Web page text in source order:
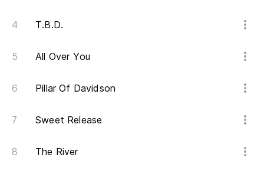
T.B.D.
All Over You
Pillar Of Davidson
Sweet Release
The River